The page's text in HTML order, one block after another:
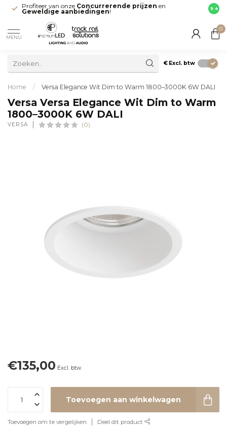
Profiteer van onze Concurrerende prijzen en
Geweldige aanbiedingen! direct
9.4
MENU
0
€ Excl. btw
Home / Versa Elegance Wit Dim to Warm 1800–3000K 6W DALI
Versa Versa Elegance Wit Dim to Warm
1800–3000K 6W DALI
VERSA (0)
€135,00 Excl. btw
Toevoegen aan winkelwagen
Toevoegen om te vergelijken Deel dit product